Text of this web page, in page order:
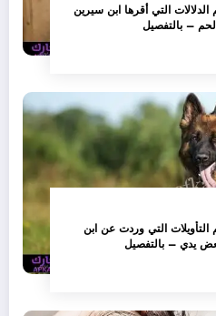
التي أقرها ابن سيرين
– بالتفصيل
التي وردت عن ابن
يدي – بالتفصيل